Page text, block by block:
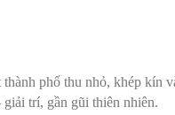
phố thu nhỏ, khép kín
trí, gần gũi thiên nhiên.